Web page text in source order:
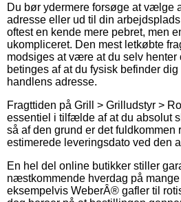
Du bør ydermere forsøge at vælge
adresse eller ud til din
oftest en kende mere pebret, men
ukompliceret. Den mest letkøbte
modsiges at være at du selv henter
betinges af at du fysisk befinder
handlens adresse.
Fragttiden på Grill > Grilludstyr >
essentiel i tilfælde af at du absolut
så af den grund er det fuldkommen
estimerede leveringsdato ved den
En hel del online butikker stiller
næstkommende hverdag på mange
eksempelvis WeberÂ® gafler til